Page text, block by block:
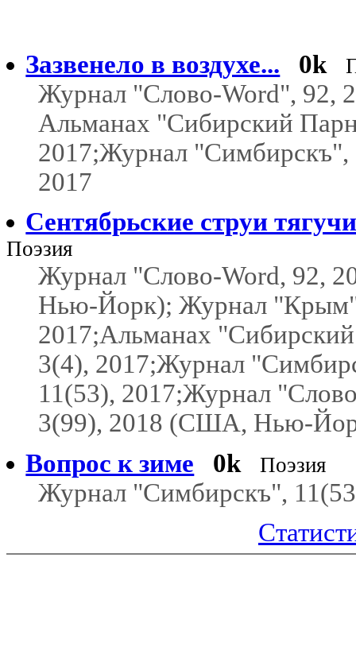
Зазвенело в воздухе... 0k
Журнал "Слово-Word", 92,
Альманах "Сибирский
2017;Журнал "Симбирскъ",
2017
Сентябрьские струи
Поэзия
Журнал "Слово-Word, 92,
Нью-Йорк); Журнал
2017;Альманах
3(4), 2017;Журнал
11(53), 2017;Журнал
3(99), 2018 (США, Нью-
Вопрос к зиме
0k Поэзия
Журнал "Симбирскъ",